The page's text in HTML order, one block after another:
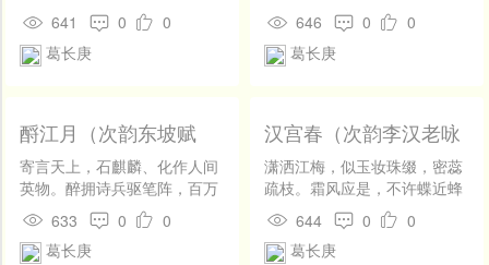
青山石壁。客鬓萧疏，诗肠清
苦，病骨如冰雪。怒髯铁立，
有怀不下三杰。 袖里宝剑生
灭。露沁桃花，云笼芝草，任
长莓苔发。如今话别，橙黄橘
绿时月。
641 0
0
葛长庚
浩气镇长存，昨梦还重省。独
倚阑干啸一声，毛发萧萧冷。
646 0
0
葛长庚
酹江月（次韵东坡赋
别）
寄言天上，石麒麟、化作人间
英物。醉拥诗兵驱笔阵，百万
词锋退壁。世事空花，赏心泥
絮，一点红炉雪。识时务者，
当今惟有俊杰。 我本浩气天
633 0
0
葛长庚
汉宫春（次韵李汉老咏
梅）
潇洒江梅，似玉妆珠缀，密蕊
疏枝。霜风应是，不许蝶近蜂
欺。嫣然自笑，与山矾、共水
仙期。还亦有，青松翠竹，同
今凛冽年时。 何事向人如恨，
644 0
0
葛长庚